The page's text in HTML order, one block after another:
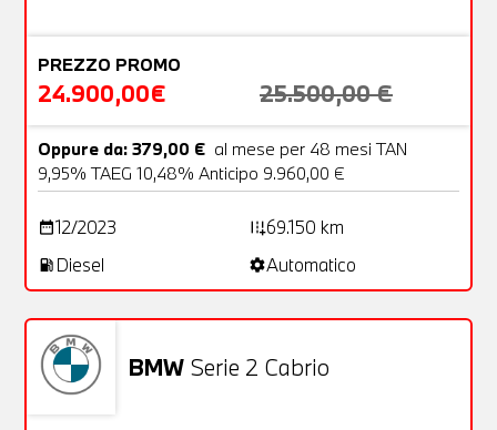
PREZZO PROMO
24.900,00€ 25.500,00 €
Oppure da: 379,00 € al mese per 48 mesi TAN
9,95% TAEG 10,48% Anticipo 9.960,00 €
date_range12/2023 add_road69.150 km
local_gas_station Diesel settingsAutomatico
BMW Serie 2 Cabrio
Usato